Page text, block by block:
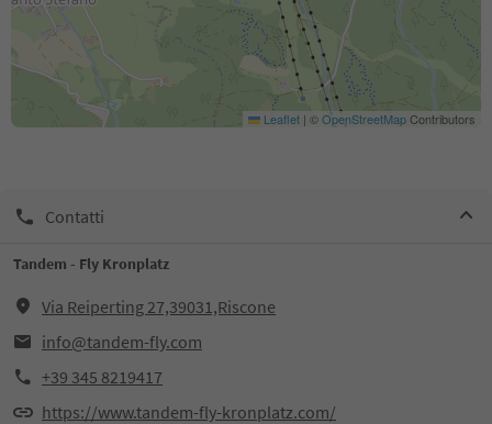
Leaflet | ©OpenStreetMapContributors
Contatti
Tandem - Fly Kronplatz
Via Reiperting 27,39031,Riscone
info@tandem-fly.com
+39 345 8219417
https://www.tandem-fly-kronplatz.com/